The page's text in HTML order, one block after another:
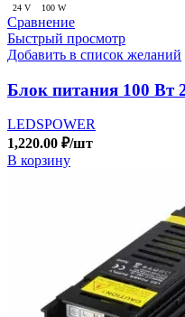
24 V 100 W
Сравнение
Быстрый просмотр
Добавить в список желаний
Блок питания 100 Вт
LEDSPOWER
1,220.00 ₽/шт
В корзину